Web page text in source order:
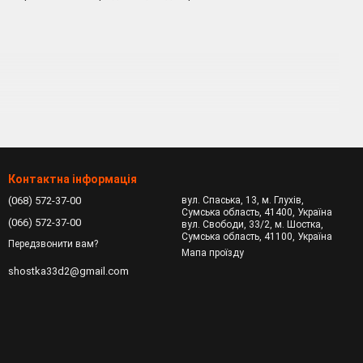
переносити з одного приміщення в інше. Купити такий
покриттів і речовин. Обробка ванної, кухні, інших кімнат,
продовжити життя приладів, що експлуатуються у
декору, інші предмети інтер'єру. Осушувач стабільно
і ціна. Конденсаційний прилад здатний обробляти
великих банних будинках, саунах, критих аквапарків, де
Контактна інформація
(068) 572-37-00
(066) 572-37-00
Передзвонити вам?
shostka33d2@gmail.com
вул. Спаська, 13, м. Глухів,
Сумська область, 41400, Україна
вул. Свободи, 33/2, м. Шостка,
Сумська область, 41100, Україна
Мапа проїзду